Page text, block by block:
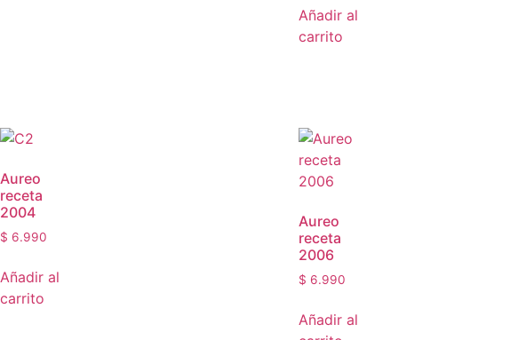
Añadir al
carrito
Aureo
receta
2004
$ 6.990
Añadir al
carrito
Aureo
receta
2006
$ 6.990
Añadir al